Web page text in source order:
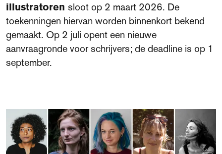
illustratoren sloot op 2 maart 2026. De
toekenningen hiervan worden binnenkort bekend
gemaakt. Op 2 juli opent een nieuwe
aanvraagronde voor schrijvers; de deadline is op 1
september.